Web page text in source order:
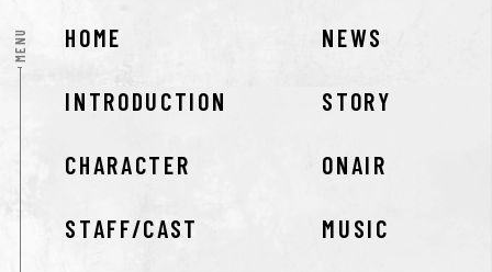
MENU HOME NEWS
INTRODUCTION STORY
CHARACTER ONAIR
STAFF/CAST MUSIC